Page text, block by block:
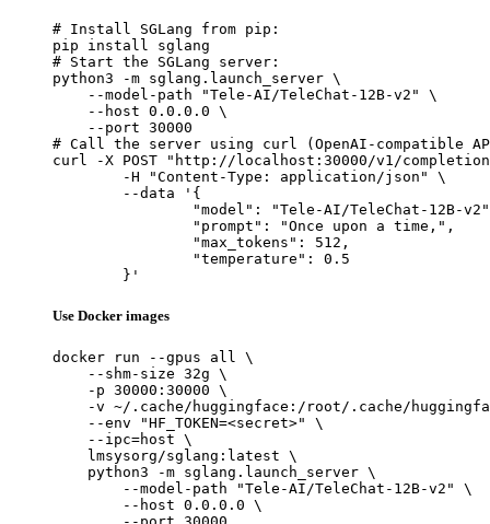
# Install SGLang from pip:
pip install sglang
# Start the SGLang server:
python3 -m sglang.launch_server \
    --model-path "Tele-AI/TeleChat-12B-v2" \
    --host 0.0.0.0 \
    --port 30000
# Call the server using curl (OpenAI-compatible
curl -X POST "http://localhost:30000/v1/
	}'
Use Docker images
docker run --gpus all \
    --shm-size 32g \
    -p 30000:30000 \
-v ~/.cache/huggingface:/root/.cache/
    --env "HF_TOKEN=<secret>" \
    --ipc=host \
    lmsysorg/sglang:latest \
    python3 -m sglang.launch_server \
        --model-path "Tele-AI/TeleChat-12B-v2" \
        --host 0.0.0.0 \